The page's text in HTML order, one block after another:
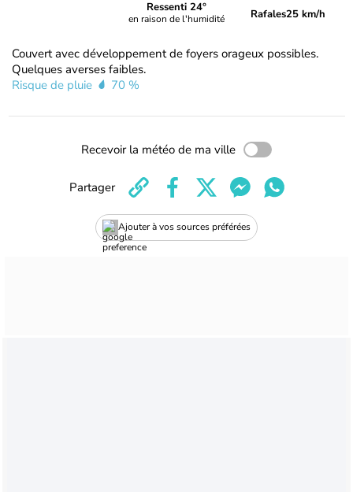
Ressenti 24°
en raison de l'humidité Rafales25 km/h
Couvert avec développement de foyers orageux possibles.
Quelques averses faibles.
Risque de pluie
70 %
Recevoir la météo de ma ville
Ajouter à vos sources préférées
Partager